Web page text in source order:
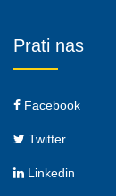
Prati nas
Facebook
Twitter
Linkedin